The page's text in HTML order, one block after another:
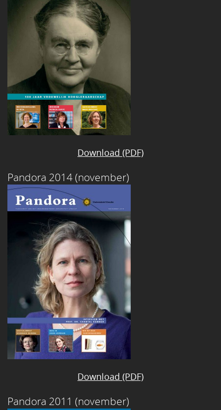
Download (PDF)
Pandora 2014 (november)
Download (PDF)
Pandora 2011 (november)